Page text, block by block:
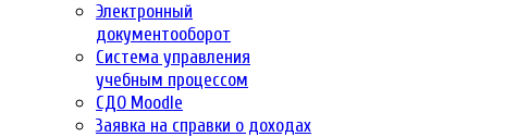
Электронный
документооборот
Система управления
учебным процессом
СДО Moodle
Заявка на справки о доходах